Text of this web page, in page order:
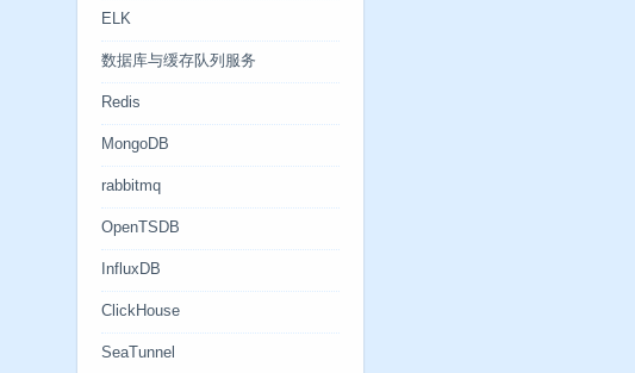
ELK
数据库与缓存队列服务
Redis
MongoDB
rabbitmq
OpenTSDB
InfluxDB
ClickHouse
SeaTunnel